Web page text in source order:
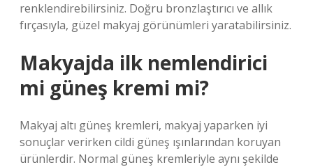
renklendirebilirsiniz. Doğru bronzlaştırıcı ve allık
fırçasıyla, güzel makyaj görünümleri yaratabilirsiniz.
Makyajda ilk nemlendirici
mi güneş kremi mi?
Makyaj altı güneş kremleri, makyaj yaparken iyi
sonuçlar verirken cildi güneş ışınlarından koruyan
ürünlerdir. Normal güneş kremleriyle aynı şekilde